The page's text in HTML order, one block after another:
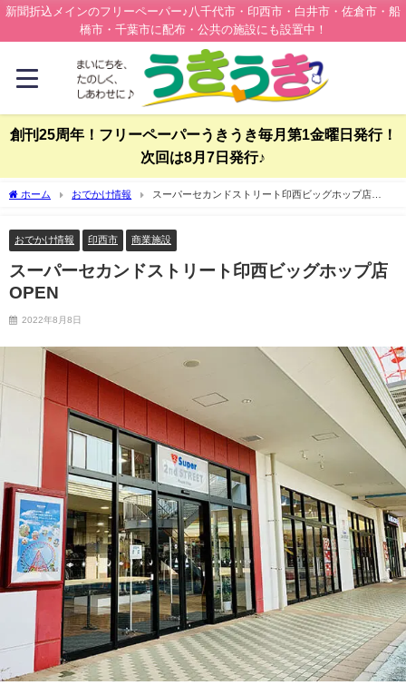
新聞折込メインのフリーペーパー♪八千代市・印西市・白井市・佐倉市・船
橋市・千葉市に配布・公共の施設にも設置中！
創刊25周年！フリーペーパーうきうき毎月第1金曜日発行！
次回は8月7日発行♪
ホーム おでかけ情報
スーパーセカンドストリート印西ビッグホップ店
おでかけ情報 印西市 商業施設
スーパーセカンドストリート印西ビッグホップ店
OPEN
2022年8月8日